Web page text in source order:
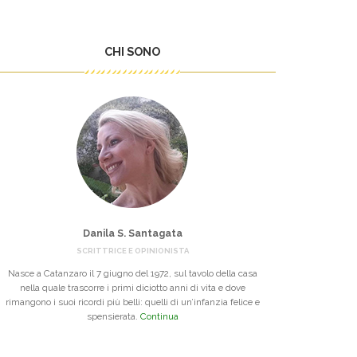
CHI SONO
Danila S. Santagata
SCRITTRICE E OPINIONISTA
Nasce a Catanzaro il 7 giugno del 1972, sul tavolo della casa
nella quale trascorre i primi diciotto anni di vita e dove
rimangono i suoi ricordi più belli: quelli di un’infanzia felice e
spensierata. Continua